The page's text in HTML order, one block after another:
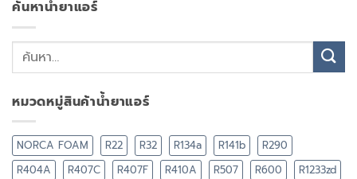
ค้นหาน้ำยาแอร์
หมวดหมู่สินค้าน้ำยาแอร์
NORCA FOAM R22 R32 R134a R141b
R290
R404A
R407C R407F R410A R507 R600
R1233zd